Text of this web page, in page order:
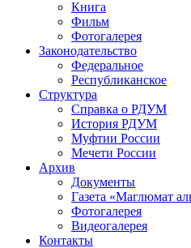
Книга
Фильм
Фотогалерея
Законодательство
Федеральное
Республиканское
Структура
Справка о РДУМ
История РДУМ
Муфтии России
Мечети России
Архив
Документы
Газета «Маглюмат
Фотогалерея
Видеогалерея
Контакты